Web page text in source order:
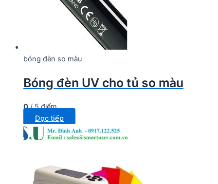
bóng đèn so màu
Bóng đèn UV cho tủ so màu
0/ 5 điểm
Đọc tiếp